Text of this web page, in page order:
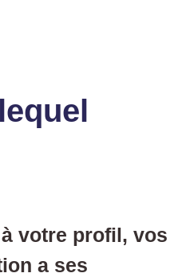
votre profil, vos
a ses